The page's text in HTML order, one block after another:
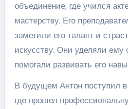
объединение, где учился
мастерству. Его
заметили его талант и
искусству. Они уделяли ему
помогали развивать его
В будущем Антон поступил
где прошел